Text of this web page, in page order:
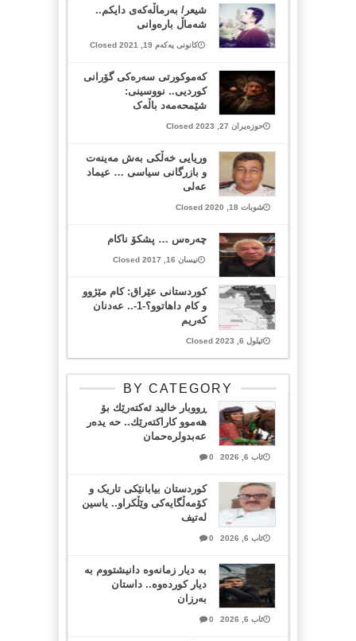
شیعر/ بەرماڵەکەی دایکم..
شەماڵ بارەوانی
کانونی یەکەم 19, 2021 Closed
کەموکورتی سەرەکی گۆرانی
کوردیی.. نووسینی:
شێمحەمەد باڵەک
حوزەیران 27, 2023 Closed
وریایی خه‌ڵكی به‌ش مه‌ینه‌ت
و بازرگانی سیاسی … عیماد
عه‌لی
شوبات 18, 2020 Closed
چەرەس … پشکۆ ناکام
نیسان 16, 2017 Closed
کوردستانی عێراق: کام مێژوو
و کام داهاتوو؟-1-.. عەدنان
کەریم
ئیلول 6, 2023 Closed
BY CATEGORY
ڕووبار خالید ئەكتەرێك بۆ
هەموو كاراكتەرێك.. حه یدەر
عەبدولرەحمان
ئاب 6, 2026 0
کوردستان بیابانێکی تاریک و
کۆمەڵگایەکی وێڵکراو.. یاسین
لەتیف
ئاب 6, 2026 0
بە دیار زمانەوە دانیشتووم بە
دیار کوردەوە.. داستان
بەرزان
ئاب 6, 2026 0